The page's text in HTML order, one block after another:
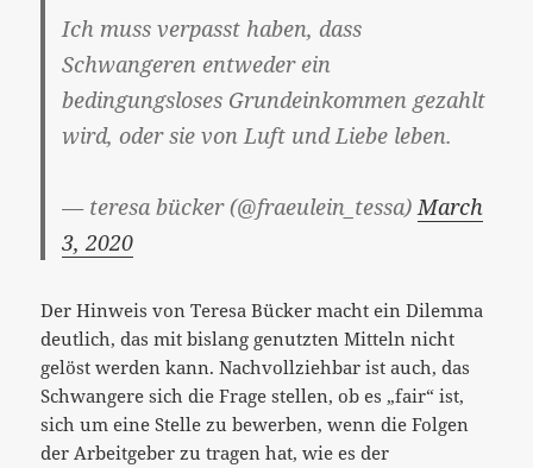
Ich muss verpasst haben, dass
Schwangeren entweder ein
bedingungsloses Grundeinkommen gezahlt
wird, oder sie von Luft und Liebe leben.
— teresa bücker (@fraeulein_tessa)March
3, 2020
Der Hinweis von Teresa Bücker macht ein Dilemma
deutlich, das mit bislang genutzten Mitteln nicht
gelöst werden kann. Nachvollziehbar ist auch, das
Schwangere sich die Frage stellen, ob es „fair“ ist,
sich um eine Stelle zu bewerben, wenn die Folgen
der Arbeitgeber zu tragen hat, wie es der